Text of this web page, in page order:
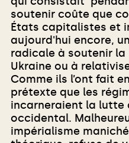
soutenir coûte que
États capitalistes et
aujourd'hui encore,
radicale à soutenir la
Ukraine ou à
Comme ils l’ont fait
prétexte que les
incarneraient la lutte
occidental.
impérialisme